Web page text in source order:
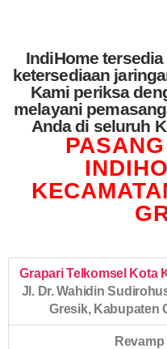
IndiHome
ketersediaan
Kami periksa
melayani
Anda di seluruh
Grapari Telkomsel Kota
Jl. Dr. Wahidin
Gresik, Kabupaten